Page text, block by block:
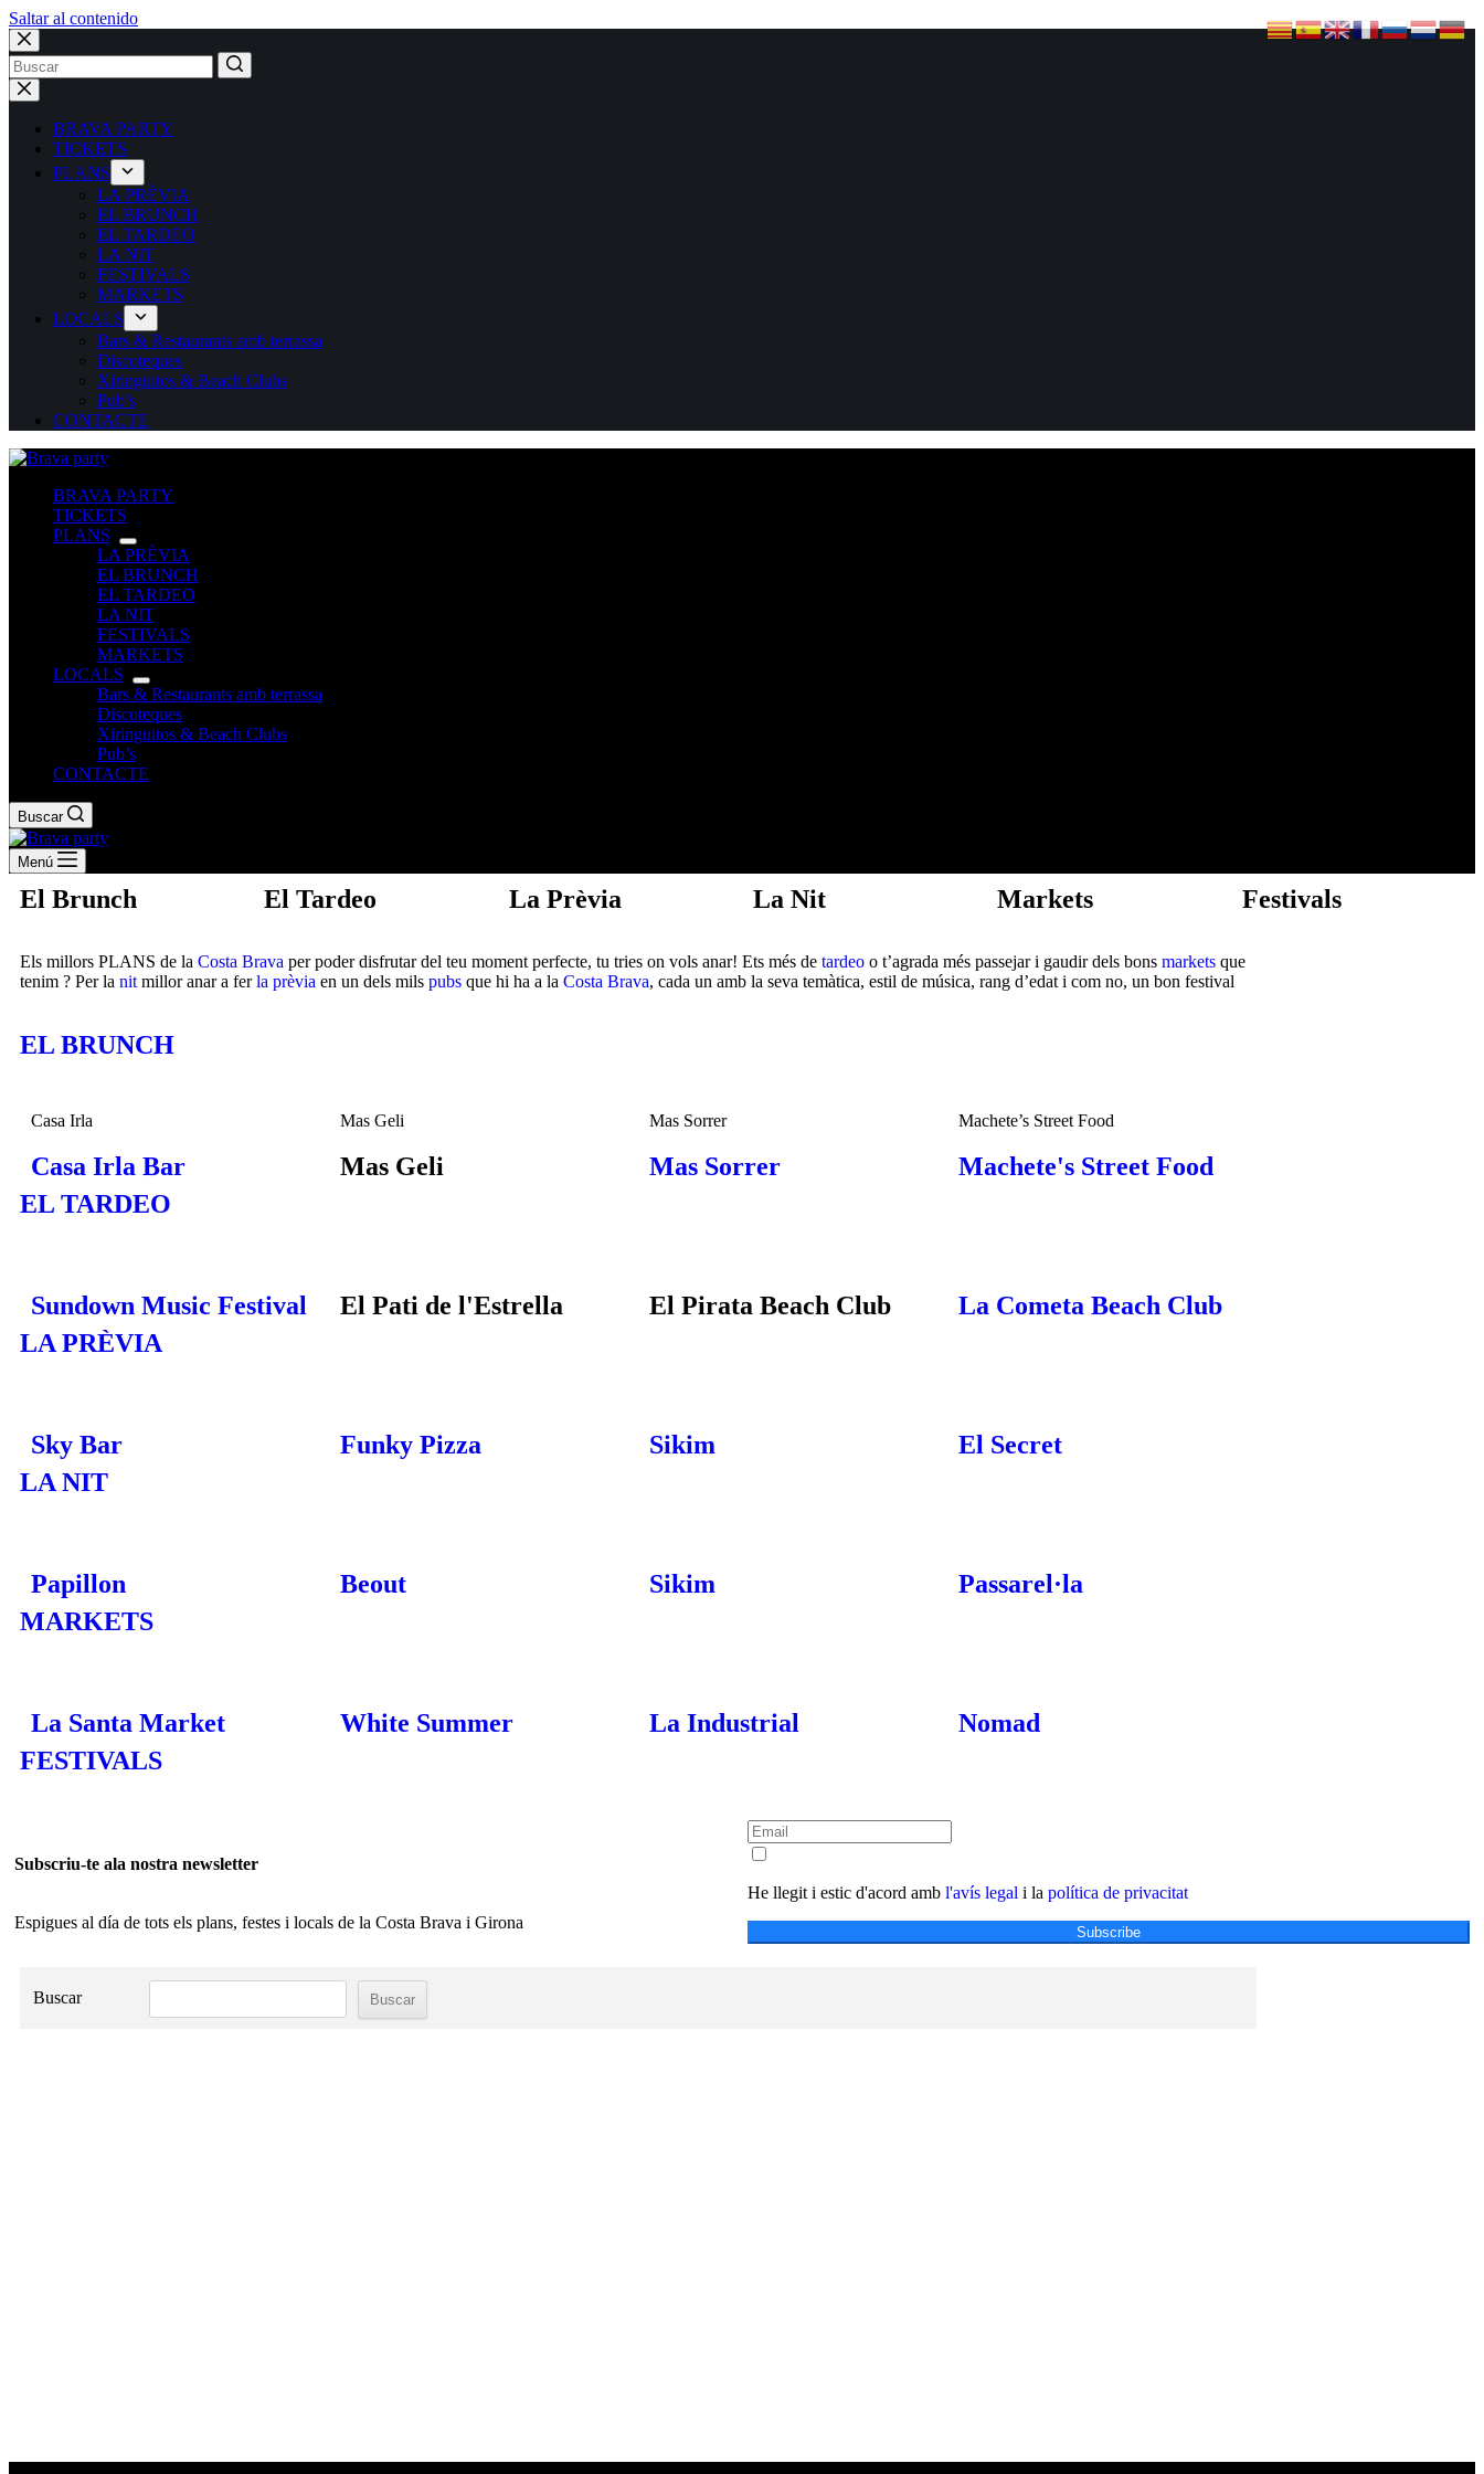
Saltar al contenido
BRAVA PARTY
TICKETS
PLANS
LA PRÈVIA
EL BRUNCH
EL TARDEO
LA NIT
FESTIVALS
MARKETS
LOCALS
Bars & Restaurants amb terrassa
Discoteques
Xiringuitos & Beach Clubs
Pub’s
CONTACTE
BRAVA PARTY
TICKETS
PLANS
LA PRÈVIA
EL BRUNCH
EL TARDEO
LA NIT
FESTIVALS
MARKETS
LOCALS
Bars & Restaurants amb terrassa
Discoteques
Xiringuitos & Beach Clubs
Pub’s
CONTACTE
Buscar
Menú
El Brunch El Tardeo La Prèvia La Nit Markets Festivals
Els millors PLANS de la Costa Brava per poder disfrutar del teu moment perfecte, tu tries on vols anar! Ets més de tardeo o t’agrada més passejar i gaudir dels bons markets que
tenim ? Per la nit millor anar a ferla prèvia en un dels mils pubs que hi ha a la Costa Brava, cada un amb la seva temàtica, estil de música, rang d’edat i com no, un bon festival
EL BRUNCH
Casa Irla
Casa Irla Bar
Mas Geli
Mas Geli
Mas Sorrer
Mas Sorrer
Machete’s Street Food
Machete's Street Food
EL TARDEO
Sundown Music Festival El Pati de l'Estrella El Pirata Beach Club
La Cometa Beach Club
LA PRÈVIA
Sky Bar Funky Pizza Sikim
El Secret
LA NIT
Papillon Beout Sikim
Passarel·la
MARKETS
La Santa Market White Summer La Industrial
Nomad
FESTIVALS
Subscriu-te ala nostra newsletter
Espigues al día de tots els plans, festes i locals de la Costa Brava i Girona
He llegit i estic d'acord amb l'avís legal i la política de privacitat
Subscribe
Buscar